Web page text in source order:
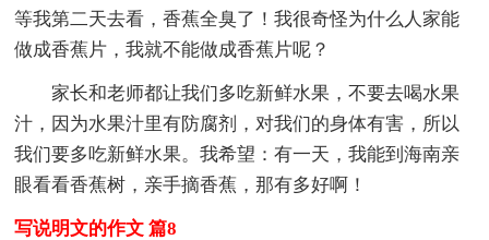
等我第二天去看，香蕉全臭了！我很奇怪为什么人家能
做成香蕉片，我就不能做成香蕉片呢？
家长和老师都让我们多吃新鲜水果，不要去喝水果
汁，因为水果汁里有防腐剂，对我们的身体有害，所以
我们要多吃新鲜水果。我希望：有一天，我能到海南亲
眼看看香蕉树，亲手摘香蕉，那有多好啊！
写说明文的作文 篇8